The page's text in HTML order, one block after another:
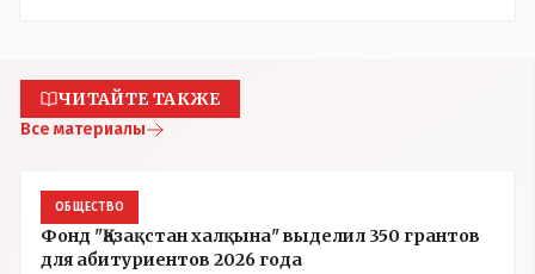
ЧИТАЙТЕ ТАКЖЕ
Все материалы
ОБЩЕСТВО
Фонд "Қазақстан халқына" выделил 350 грантов
для абитуриентов 2026 года